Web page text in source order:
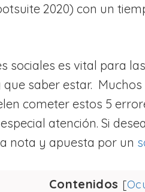
2020) con un
sociales es vital para
saber estar.
cometer estos 5
atención. Si
nota y apuesta por un
Contenidos [